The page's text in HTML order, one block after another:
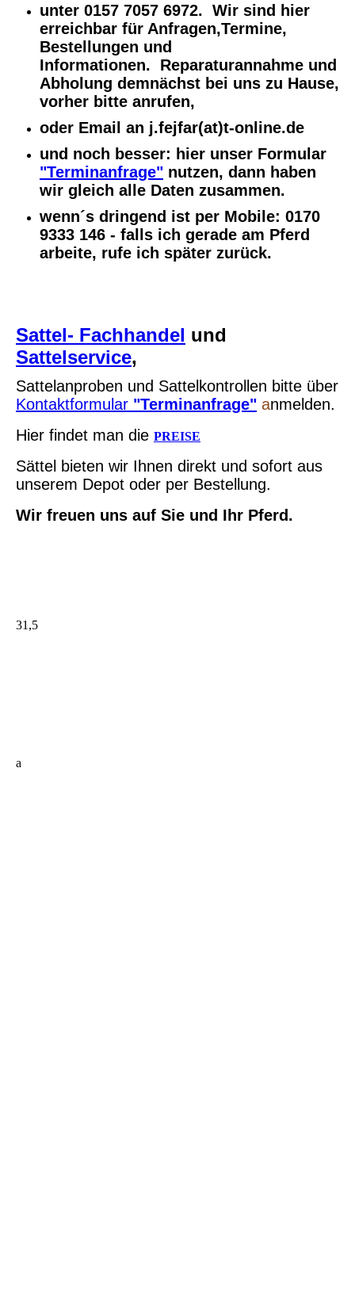
unter 0157 7057 6972. Wir sind hier
erreichbar für Anfragen,Termine,
Bestellungen und
Informationen. Reparaturannahme und
Abholung demnächst bei uns zu Hause,
vorher bitte anrufen,
oder Email an j.fejfar(at)t-online.de
und noch besser: hier unser Formular
"Terminanfrage" nutzen, dann haben
wir gleich alle Daten zusammen.
wenn´s dringend ist per Mobile: 0170
9333 146 - falls ich gerade am Pferd
arbeite, rufe ich später zurück.
Sattel- Fachhandel und
Sattelservice,
Sattelanproben und Sattelkontrollen bitte über
Kontaktformular "Terminanfrage" anmelden.
Hier findet man die PREISE
Sättel bieten wir Ihnen direkt und sofort aus
unserem Depot oder per Bestellung.
Wir freuen uns auf Sie und Ihr Pferd.
31,5
a